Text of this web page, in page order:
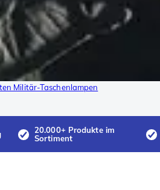
Militär-Taschenlampen
20.000+ Produkte im
Sortiment